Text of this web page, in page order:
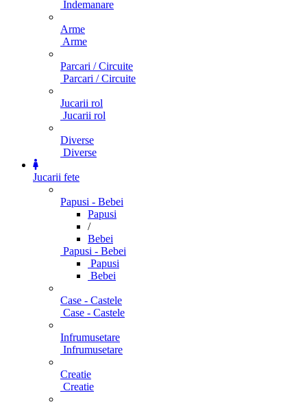
Indemanare
Arme
Arme
Parcari / Circuite
Parcari / Circuite
Jucarii rol
Jucarii rol
Diverse
Diverse
Jucarii fete
Papusi - Bebei
Papusi
/
Bebei
Papusi - Bebei
Papusi
Bebei
Case - Castele
Case - Castele
Infrumusetare
Infrumusetare
Creatie
Creatie